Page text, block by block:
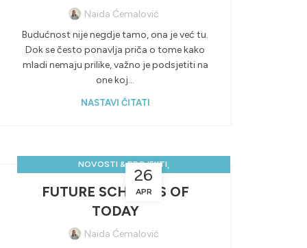
Naida Ćemalović
Budućnost nije negdje tamo, ona je već tu.
Dok se često ponavlja priča o tome kako
mladi nemaju prilike, važno je podsjetiti na
one koj...
NASTAVI ČITATI
26
APR
NOVOSTI & PROJEKTI,
POZITIVNE SREDNJOŠKOLSKE PRIČE
FUTURE SCHOOLS OF
TODAY
Naida Ćemalović